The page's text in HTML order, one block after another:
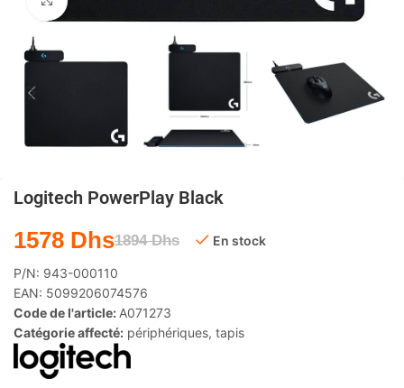
Logitech PowerPlay Black
1894Dhs
1578 Dhs En stock
P/N: 943-000110
EAN: 5099206074576
Code de l'article: A071273
Catégorie affecté: périphériques, tapis